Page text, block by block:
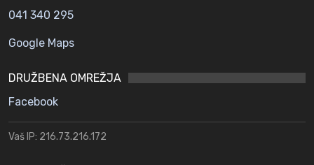
041 340 295
Google Maps
DRUŽBENA OMREŽJA
Facebook
Vaš IP: 216.73.216.172